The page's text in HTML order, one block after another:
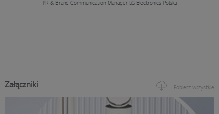
PR & Brand Communication ManagerLG Electronics Polska
Załączniki Pobierz wszystkie